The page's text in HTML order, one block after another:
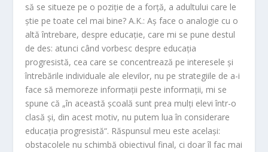
să se situeze pe o poziţie de a forţă, a adultului care le
ştie pe toate cel mai bine? A.K.: Aş face o analogie cu o
altă întrebare, despre educaţie, care mi se pune destul
de des: atunci când vorbesc despre educaţia
progresistă, cea care se concentrează pe interesele şi
întrebările individuale ale elevilor, nu pe strategiile de a-i
face să memoreze informaţii peste informaţii, mi se
spune că „în această şcoală sunt prea mulţi elevi într-o
clasă şi, din acest motiv, nu putem lua în considerare
educaţia progresistă“. Răspunsul meu este acelaşi:
obstacolele nu schimbă obiectivul final, ci doar îl fac mai